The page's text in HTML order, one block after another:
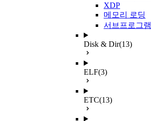
XDP
메모리 로딩
서브프로그램
Disk & Dir(13)
ELF(3)
ETC(13)